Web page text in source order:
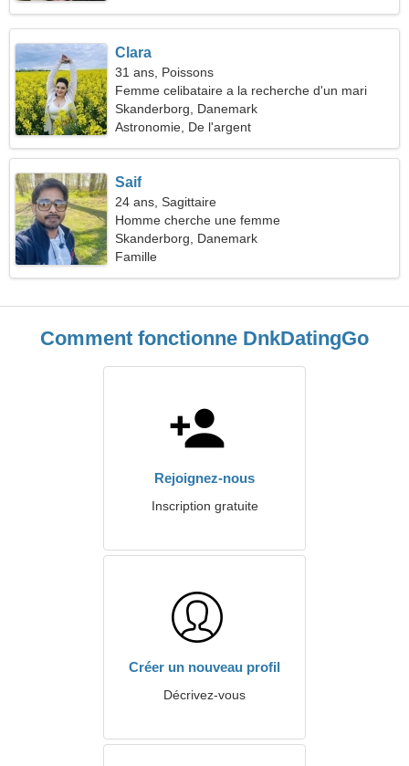
Clara
31 ans, Poissons
Femme celibataire a la recherche d'un mari
Skanderborg, Danemark
Astronomie, De l'argent
Saif
24 ans, Sagittaire
Homme cherche une femme
Skanderborg, Danemark
Famille
Comment fonctionne DnkDatingGo
Rejoignez-nous
Inscription gratuite
Créer un nouveau profil
Décrivez-vous